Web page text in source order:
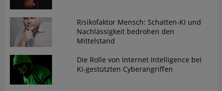
Risikofaktor Mensch: Schatten-KI und
Nachlässigkeit bedrohen den
Mittelstand
Die Rolle von Internet Intelligence bei
KI-gestützten Cyberangriffen